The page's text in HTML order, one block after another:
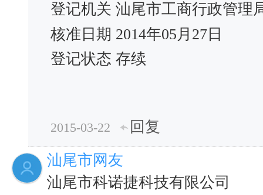
登记机关 汕尾市工商行政管理
核准日期 2014年05月27日
登记状态 存续
2015-03-22
回复
汕尾市网友
汕尾市科诺捷科技有限公司